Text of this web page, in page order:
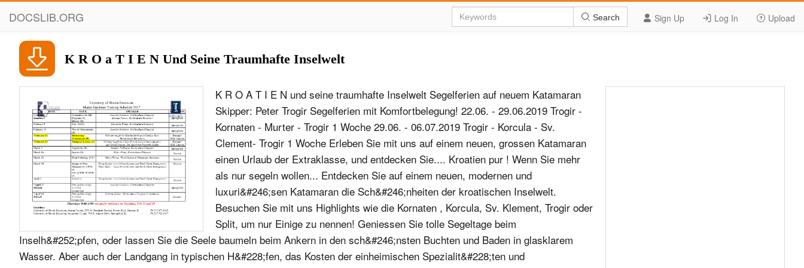
DOCSLIB.ORG Sign Up Log In Upload
Search
K R O a T I E N Und Seine Traumhafte Inselwelt
K R O A T I E N und seine traumhafte Inselwelt Segelferien auf neuem Katamaran
Skipper: Peter Trogir Segelferien mit Komfortbelegung! 22.06. - 29.06.2019 Trogir -
Kornaten - Murter - Trogir 1 Woche 29.06. - 06.07.2019 Trogir - Korcula - Sv.
Clement- Trogir 1 Woche Erleben Sie mit uns auf einem neuen, grossen Katamaran
einen Urlaub der Extraklasse, und entdecken Sie.... Kroatien pur ! Wenn Sie mehr
als nur segeln wollen... Entdecken Sie auf einem neuen, modernen und
luxuri&#246;sen Katamaran die Sch&#246;nheiten der kroatischen Inselwelt.
Besuchen Sie mit uns Highlights wie die Kornaten , Korcula, Sv. Klement, Trogir oder
Split, um nur Einige zu nennen! Geniessen Sie tolle Segeltage beim
Inselh&#252;pfen, oder lassen Sie die Seele baumeln beim Ankern in den sch&#246;nsten Buchten und Baden in glasklarem
Wasser. Aber auch der Landgang in typischen H&#228;fen, das Kosten der einheimischen Spezialit&#228;ten und